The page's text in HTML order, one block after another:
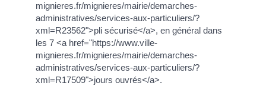
mignieres.fr/mignieres/mairie/demarches-
administratives/services-aux-particuliers/?
xml=R23562">pli sécurisé</a>, en général dans
les 7 <a href="https://www.ville-
mignieres.fr/mignieres/mairie/demarches-
administratives/services-aux-particuliers/?
xml=R17509">jours ouvrés</a>.